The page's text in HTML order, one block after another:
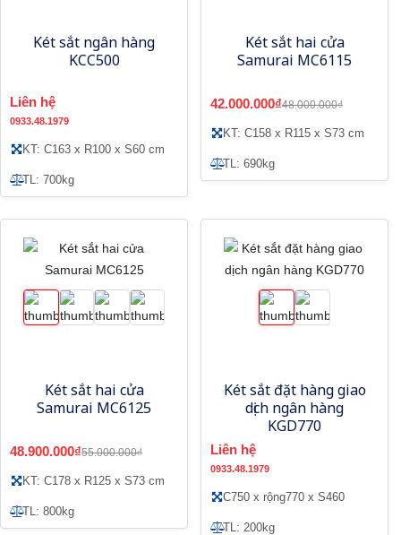
Két sắt ngân hàng
KCC500
Liên hệ
0933.48.1979
KT: C163 x R100 x S60 cm
TL: 700kg
Két sắt hai cửa
Samurai MC6115
42.000.000₫48.000.000₫
KT: C158 x R115 x S73 cm
TL: 690kg
Két sắt hai cửa
Samurai MC6125
48.900.000₫55.000.000₫
KT: C178 x R125 x S73 cm
TL: 800kg
Két sắt đặt hàng giao
dịch ngân hàng
KGD770
Liên hệ
0933.48.1979
C750 x rộng770 x S460
TL: 200kg